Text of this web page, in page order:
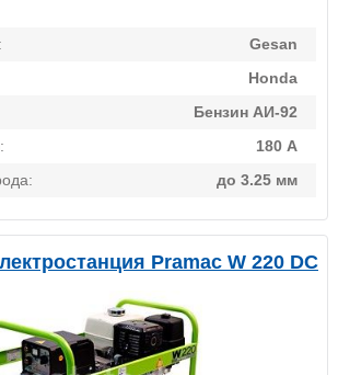
Gesan
Honda
Бензин АИ-92
180 А
до 3.25 мм
Pramac W 220 DC